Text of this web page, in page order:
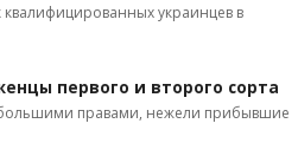
квалифицированных украинцев в
первого и второго сорта
правами, нежели прибывшие